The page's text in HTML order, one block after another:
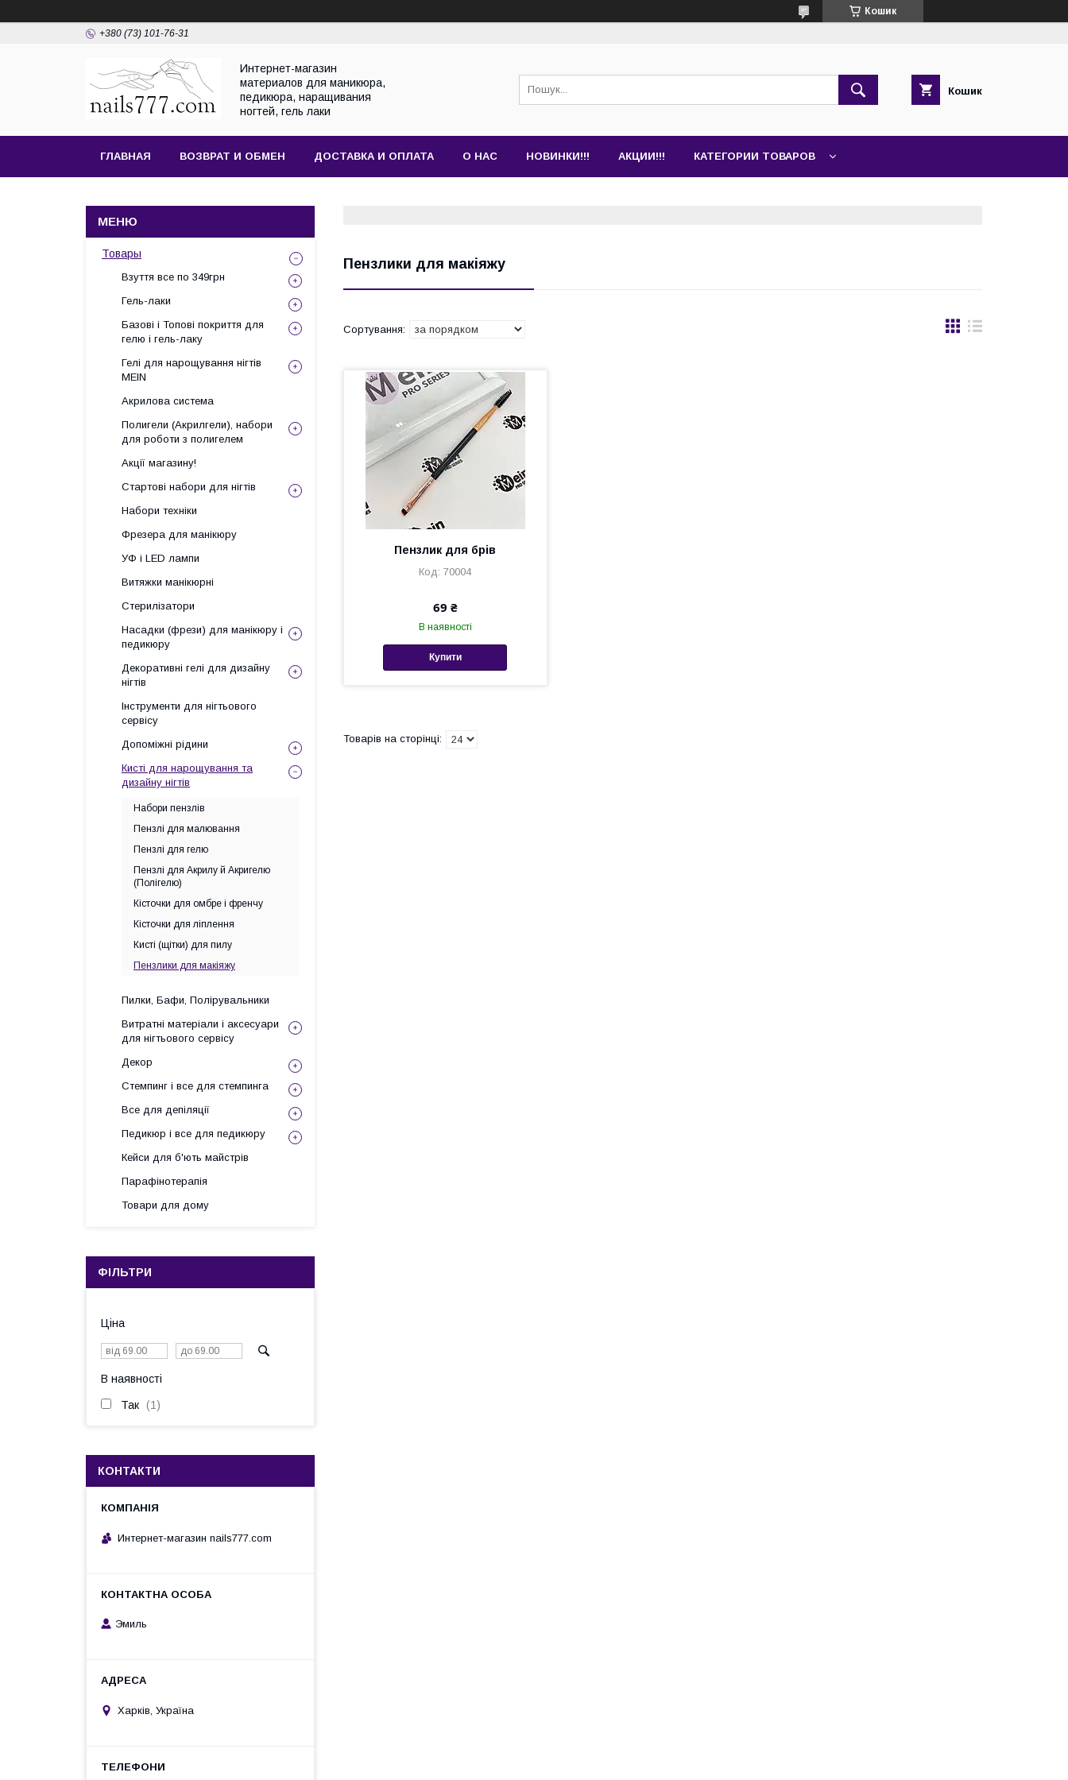
Кошик
+380 (73) 101-76-31
Интернет-магазин
материалов для маникюра,
педикюра, наращивания
ногтей, гель лаки
Кошик
ГЛАВНАЯ ВОЗВРАТ И ОБМЕН ДОСТАВКА И ОПЛАТА О НАС НОВИНКИ!!! АКЦИИ!!! КАТЕГОРИИ ТОВАРОВ
Пензлики для макіяжу
Пензлик для брів
70004
69 ₴
В наявності
Купити
Товары
Взуття все по 349грн
Гель-лаки
Базові і Топові покриття для
гелю і гель-лаку
Гелі для нарощування нігтів
MEIN
Акрилова система
Полигели (Акрилгели), набори
для роботи з полигелем
Акції магазину!
Стартові набори для нігтів
Набори техніки
Фрезера для манікюру
УФ і LED лампи
Витяжки манікюрні
Стерилізатори
Насадки (фрези) для манікюру і
педикюру
Декоративні гелі для дизайну
нігтів
Інструменти для нігтьового
сервісу
Допоміжні рідини
Кисті для нарощування та
дизайну нігтів
Набори пензлів
Пензлі для малювання
Пензлі для гелю
Пензлі для Акрилу й Акригелю
(Полігелю)
Кісточки для омбре і френчу
Кісточки для ліплення
Кисті (щітки) для пилу
Пензлики для макіяжу
Пилки, Бафи, Полірувальники
Витратні матеріали і аксесуари
для нігтьового сервісу
Декор
Стемпинг і все для стемпинга
Все для депіляції
Педикюр і все для педикюру
Кейси для б'ють майстрів
Парафінотерапія
Товари для дому
ФІЛЬТРИ
Ціна
В наявності
Так 1
КОНТАКТИ
Интернет-магазин nails777.com
Эмиль
Харків, Україна